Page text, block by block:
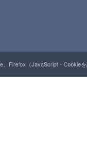
Firefox（JavaScript・Cookie